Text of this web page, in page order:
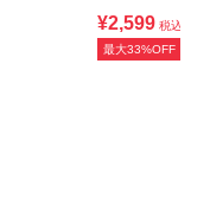
¥2,599 税込～
最大33%OFF